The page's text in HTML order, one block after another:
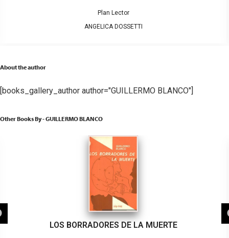
Plan Lector
ANGELICA DOSSETTI
About the author
[books_gallery_author author="GUILLERMO BLANCO"]
Other Books By - GUILLERMO BLANCO
LOS BORRADORES DE LA MUERTE